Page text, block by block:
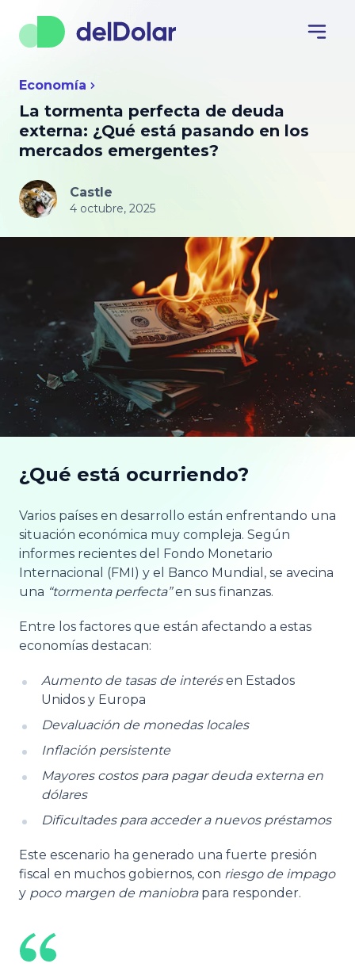
Economía
La tormenta perfecta de deuda
externa: ¿Qué está pasando en los
mercados emergentes?
Castle
4 octubre, 2025
¿Qué está ocurriendo?
Varios países en desarrollo están enfrentando una
situación económica muy compleja. Según
informes recientes del Fondo Monetario
Internacional (FMI) y el Banco Mundial, se avecina
una “tormenta perfecta”en sus finanzas.
Entre los factores que están afectando a estas
economías destacan:
Aumento de tasas de interésen Estados
Unidos y Europa
Devaluación de monedas locales
Inflación persistente
Mayores costos para pagar deuda externa en
dólares
Dificultades para acceder a nuevos préstamos
Este escenario ha generado una fuerte presión
fiscal en muchos gobiernos, con riesgo de impago
y poco margen de maniobrapara responder.